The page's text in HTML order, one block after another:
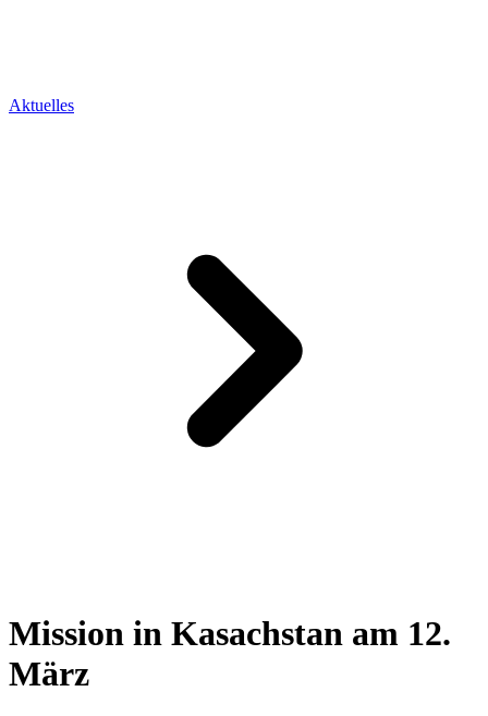
Aktuelles
Mission in Kasachstan am 12.
März